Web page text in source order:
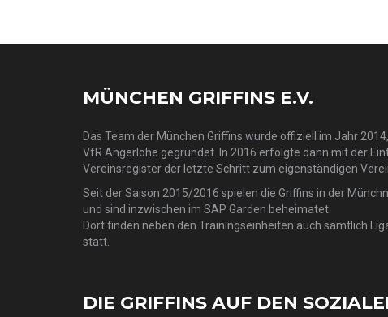
MÜNCHEN GRIFFINS E.V.
Das Team der München Griffins wurde offiziell im Jahr
VfR Angerlohe gegründet. In 2016 erfolgte dann mit der
Vereinsregister der letzte Schritt zum eigenständigen
Seit der Saison 2015/2016 spielen die Griffins in der
und sind inzwischen im SAP Garden beheimatet.
Dort finden neben den Trainingseinheiten auch sämtlich
statt.
DIE GRIFFINS AUF DEN